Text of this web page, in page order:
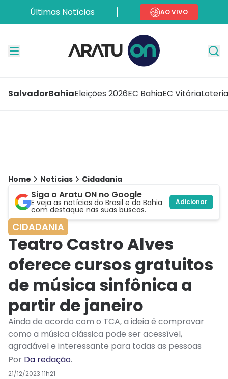
Últimas Notícias AO VIVO
SalvadorBahiaEleições 2026EC BahiaEC Vitória
Home Notícias Cidadania
Siga o Aratu ON no Google
E veja as notícias do Brasil e da Bahia
com destaque nas suas buscas.
Adicionar
CIDADANIA
Teatro Castro Alves
oferece cursos gratuitos
de música sinfônica a
partir de janeiro
Ainda de acordo com o TCA, a ideia é comprovar
como a música clássica pode ser acessível,
agradável e interessante para todas as pessoas
Por Da redação.
21/12/2023 11h21